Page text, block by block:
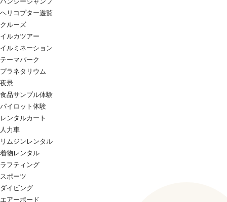
ヘリコプター遊覧
クルーズ
イルカツアー
イルミネーション
テーマパーク
プラネタリウム
夜景
食品サンプル体験
パイロット体験
レンタルカート
人力車
リムジンレンタル
着物レンタル
ラフティング
スポーツ
ダイビング
エアーボード